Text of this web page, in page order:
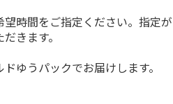
時間をご指定ください。指定が
きます。
ゆうパックでお届けします。